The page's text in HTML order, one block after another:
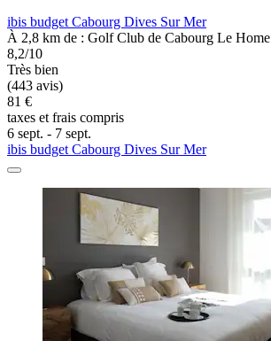
ibis budget Cabourg Dives Sur Mer
À 2,8 km de : Golf Club de Cabourg Le Home
8,2/10
Très bien
(443 avis)
81 €
taxes et frais compris
6 sept. - 7 sept.
ibis budget Cabourg Dives Sur Mer